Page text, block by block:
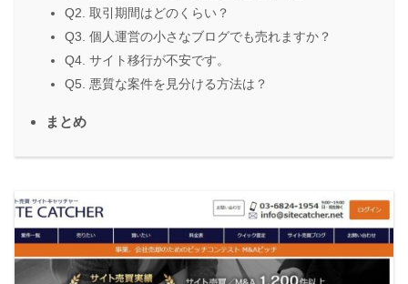
Q2. 取引期間はどのくらい？
Q3. 個人運営の小さなブログでも売れますか？
Q4. サイト移行が不安です。
Q5. 悪質な案件を見分ける方法は？
まとめ